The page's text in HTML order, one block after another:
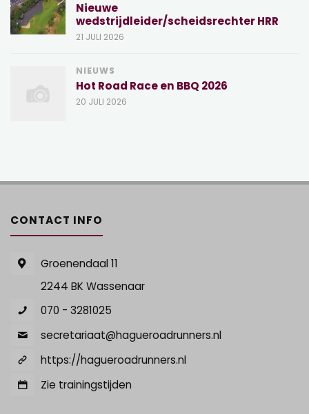
Nieuwe
wedstrijdleider/scheidsrechter HRR
21 JULI 2026
NIEUWS
Hot Road Race en BBQ 2026
20 JULI 2026
CONTACT INFO
Groenendaal 11
2244 BK Wassenaar
070 - 3281025
secretariaat@hagueroadrunners.nl
https://hagueroadrunners.nl
Zie trainingstijden